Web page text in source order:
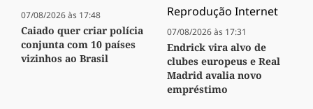
07/08/2026 às 17:48
Caiado quer criar polícia
conjunta com 10 países
vizinhos ao Brasil
07/08/2026 às 17:31
Endrick vira alvo de
clubes europeus e Real
Madrid avalia novo
empréstimo